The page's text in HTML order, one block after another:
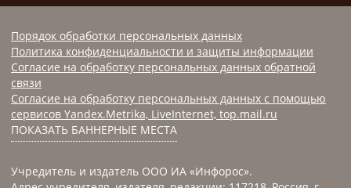
Порядок обработки персональных данных
Политика конфиденциальности и защиты информации
Согласие на обработку персональных данных обратной
связи
Согласие на обработку персональных данных с помощью
сервисов Yandex.Metrika, LiveInternet, top.mail.ru
ПОКАЗАТЬ БАННЕРНЫЕ МЕСТА
Учредитель и издатель ООО ИА «Инфорос».